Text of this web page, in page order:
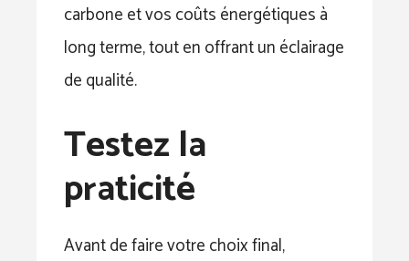
carbone et vos coûts énergétiques à
long terme, tout en offrant un éclairage
de qualité.
Testez la
praticité
Avant de faire votre choix final,